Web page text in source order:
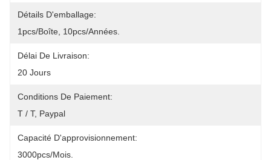
Détails D'emballage:
1pcs/boîte, 10pcs/années.
Délai De Livraison:
20 Jours
Conditions De Paiement:
T / T, Paypal
Capacité D'approvisionnement:
3000pcs/mois.